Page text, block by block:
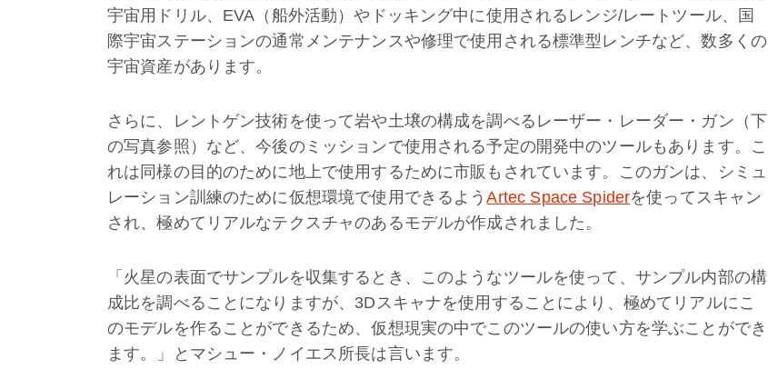
宇宙用ドリル、EVA（船外活動）やドッキング中に使用されるレンジ/レートツール、国
際宇宙ステーションの通常メンテナンスや修理で使用される標準型レンチなど、数多くの
宇宙資産があります。
さらに、レントゲン技術を使って岩や土壌の構成を調べるレーザー・レーダー・ガン（下
の写真参照）など、今後のミッションで使用される予定の開発中のツールもあります。こ
れは同様の目的のために地上で使用するために市販もされています。このガンは、シミュ
レーション訓練のために仮想環境で使用できるようArtec Space Spiderを使ってスキャン
され、極めてリアルなテクスチャのあるモデルが作成されました。
「火星の表面でサンプルを収集するとき、このようなツールを使って、サンプル内部の構
成比を調べることになりますが、3Dスキャナを使用することにより、極めてリアルにこ
のモデルを作ることができるため、仮想現実の中でこのツールの使い方を学ぶことができ
ます。」とマシュー・ノイエス所長は言います。